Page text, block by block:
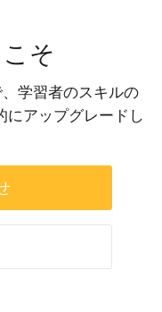
そ
学習者のスキルの
にアップグレードし